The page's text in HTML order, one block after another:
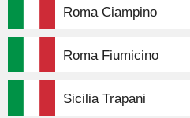
Roma Ciampino
Roma Fiumicino
Sicilia Trapani